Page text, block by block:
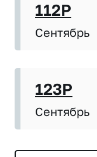
112P
Сентябрь
123P
Сентябрь